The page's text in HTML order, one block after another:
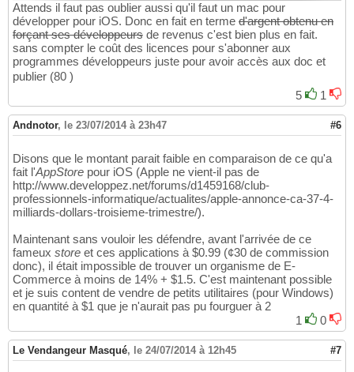
Attends il faut pas oublier aussi qu'il faut un mac pour
développer pour iOS. Donc en fait en terme d'argent obtenu en
forçant ses développeurs de revenus c'est bien plus en fait.
sans compter le coût des licences pour s'abonner aux
programmes développeurs juste pour avoir accès aux doc et
publier (80 )
5
1
Andnotor, le 23/07/2014 à 23h47 #6
Disons que le montant parait faible en comparaison de ce qu'a
fait l'AppStore pour iOS (Apple ne vient-il pas de
http://www.developpez.net/forums/d1459168/club-
professionnels-informatique/actualites/apple-annonce-ca-37-4-
milliards-dollars-troisieme-trimestre/).
Maintenant sans vouloir les défendre, avant l'arrivée de ce
fameux store et ces applications à $0.99 (¢30 de commission
donc), il était impossible de trouver un organisme de E-
Commerce à moins de 14% + $1.5. C'est maintenant possible
et je suis content de vendre de petits utilitaires (pour Windows)
en quantité à $1 que je n'aurait pas pu fourguer à 2
1
0
Le Vendangeur Masqué, le 24/07/2014 à 12h45 #7